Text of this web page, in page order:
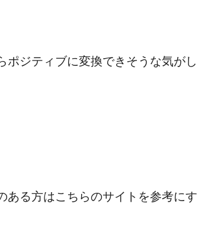
ポジティブに変換できそうな気がし
ある方はこちらのサイトを参考にす